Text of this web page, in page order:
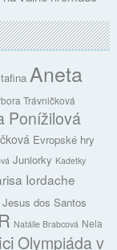
Aneta
Trávničková
Ponížilová
Evropské hry
Juniorky Kadetky
Iordache
dos Santos
Natálie Brabcová Nela
Olympiáda v